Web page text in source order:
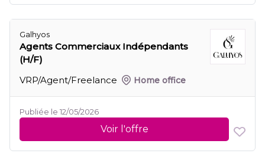
Galhyos
Agents Commerciaux Indépendants
(H/F)
VRP/Agent/Freelance
Home office
Publiée le 12/05/2026
Voir l'offre